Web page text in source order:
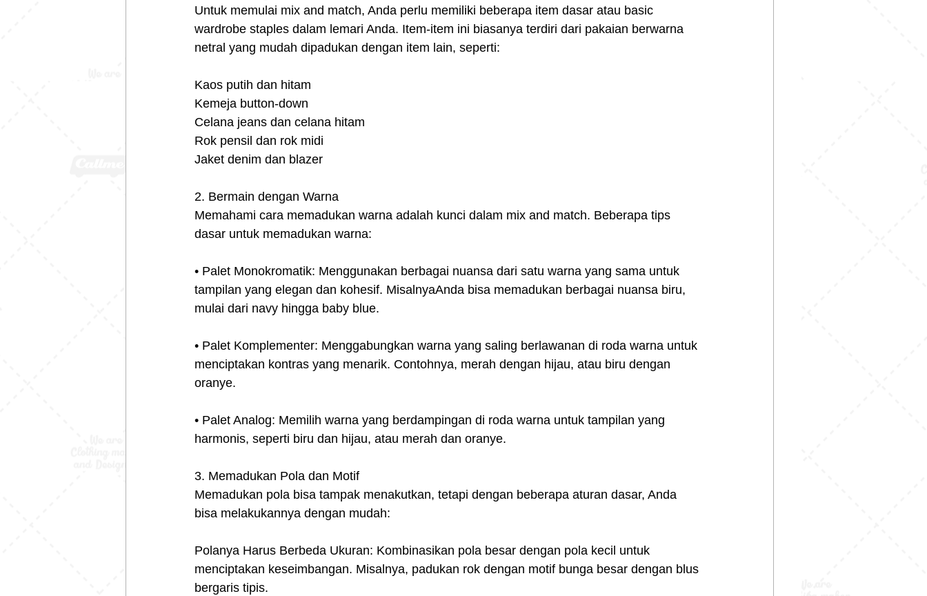
Untuk memulai mix and match, Anda perlu memiliki beberapa item dasar atau basic
wardrobe staples dalam lemari Anda. Item-item ini biasanya terdiri dari pakaian berwarna
netral yang mudah dipadukan dengan item lain, seperti:
Kaos putih dan hitam
Kemeja button-down
Celana jeans dan celana hitam
Rok pensil dan rok midi
Jaket denim dan blazer
2. Bermain dengan Warna
Memahami cara memadukan warna adalah kunci dalam mix and match. Beberapa tips
dasar untuk memadukan warna:
• Palet Monokromatik: Menggunakan berbagai nuansa dari satu warna yang sama untuk
tampilan yang elegan dan kohesif. MisalnyaAnda bisa memadukan berbagai nuansa biru,
mulai dari navy hingga baby blue.
• Palet Komplementer: Menggabungkan warna yang saling berlawanan di roda warna untuk
menciptakan kontras yang menarik. Contohnya, merah dengan hijau, atau biru dengan
oranye.
• Palet Analog: Memilih warna yang berdampingan di roda warna untuk tampilan yang
harmonis, seperti biru dan hijau, atau merah dan oranye.
3. Memadukan Pola dan Motif
Memadukan pola bisa tampak menakutkan, tetapi dengan beberapa aturan dasar, Anda
bisa melakukannya dengan mudah:
Polanya Harus Berbeda Ukuran: Kombinasikan pola besar dengan pola kecil untuk
menciptakan keseimbangan. Misalnya, padukan rok dengan motif bunga besar dengan blus
bergaris tipis.